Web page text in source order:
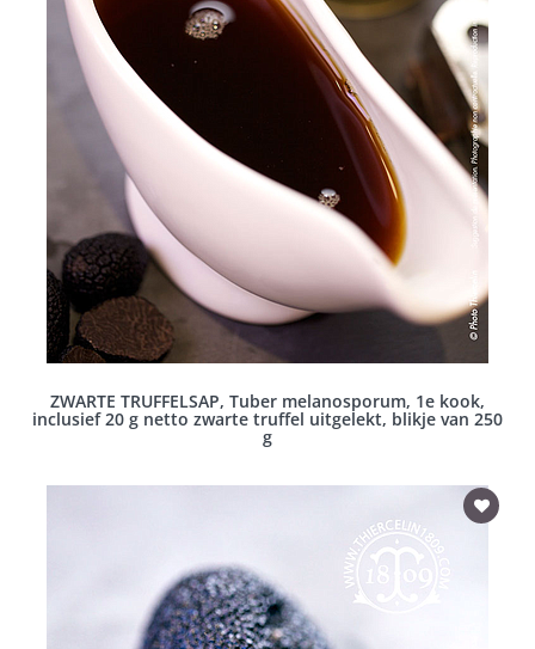
ZWARTE TRUFFELSAP, Tuber melanosporum, 1e kook,
inclusief 20 g netto zwarte truffel uitgelekt, blikje van 250
g